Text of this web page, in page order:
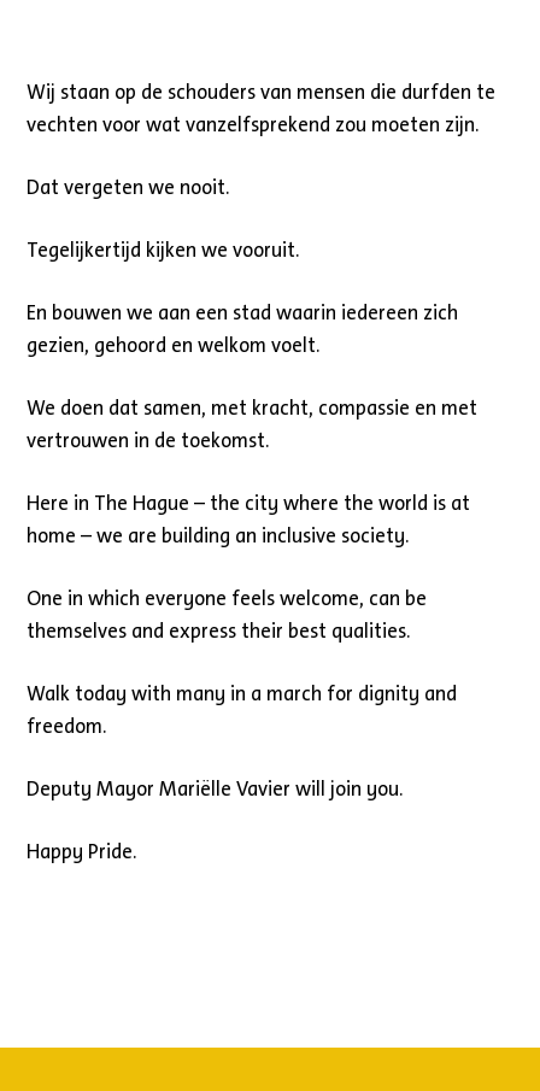
Wij staan op de schouders van mensen die durfden te
vechten voor wat vanzelfsprekend zou moeten zijn.
Dat vergeten we nooit.
Tegelijkertijd kijken we vooruit.
En bouwen we aan een stad waarin iedereen zich
gezien, gehoord en welkom voelt.
We doen dat samen, met kracht, compassie en met
vertrouwen in de toekomst.
Here in The Hague – the city where the world is at
home – we are building an inclusive society.
One in which everyone feels welcome, can be
themselves and express their best qualities.
Walk today with many in a march for dignity and
freedom.
Deputy Mayor Mariëlle Vavier will join you.
Happy Pride.